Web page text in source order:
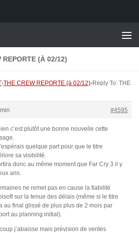
REPORTE (À 02/12)
›THE CREW REPORTE (à 02/12)›Reply To: THE
#4595
c’est plutôt une bonne nouvelle cette
quelque part pour que le titre
sa visibilité.
donc au même moment que Far Cry 3 il y
ans.
ne remet pas en cause la fiabilité
sur la tenue des délais (même si le titre
au final glissé de plus plus de 2 mois par
au planning initial).
j’abaisse mais prévision de ventes